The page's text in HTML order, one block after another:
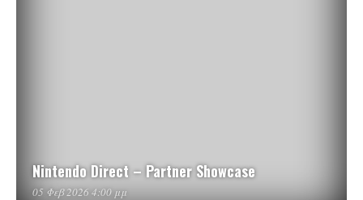
Nintendo Direct – Partner Showcase
05 Φεβ 2026 4:00 μμ